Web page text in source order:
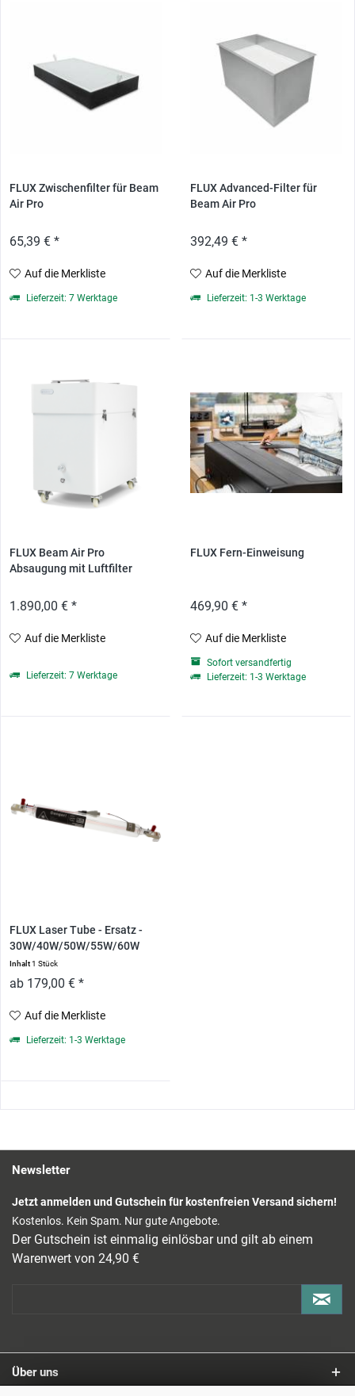
FLUX Zwischenfilter für Beam
Air Pro
65,39 € *
Auf die Merkliste
Lieferzeit: 7 Werktage
FLUX Advanced-Filter für
Beam Air Pro
392,49 € *
Auf die Merkliste
Lieferzeit: 1-3 Werktage
FLUX Beam Air Pro
Absaugung mit Luftfilter
1.890,00 € *
Auf die Merkliste
Lieferzeit: 7 Werktage
FLUX Fern-Einweisung
469,90 € *
Auf die Merkliste
Sofort versandfertig
Lieferzeit: 1-3 Werktage
FLUX Laser Tube - Ersatz -
30W/40W/50W/55W/60W
Inhalt1 Stück
ab 179,00 € *
Auf die Merkliste
Lieferzeit: 1-3 Werktage
Newsletter
Jetzt anmelden und Gutschein für kostenfreien Versand sichern!
Kostenlos. Kein Spam. Nur gute Angebote.
Der Gutschein ist einmalig einlösbar und gilt ab einem
Warenwert von 24,90 €
Über uns